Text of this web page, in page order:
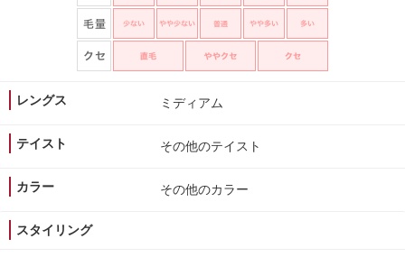
レングス ミディアム
テイスト その他のテイスト
カラー その他のカラー
スタイリング